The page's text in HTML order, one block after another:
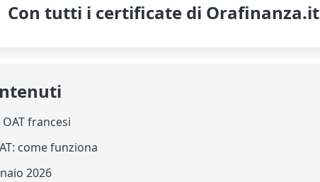
Con tutti i certificate di Orafinanza.it
francesi
come funziona
2026